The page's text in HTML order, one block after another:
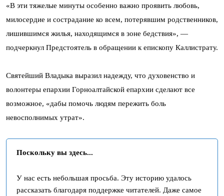
«В эти тяжелые минуты особенно важно проявить любовь,
милосердие и сострадание ко всем, потерявшим родственников,
лишившимся жилья, находящимся в зоне бедствия», —
подчеркнул Предстоятель в обращении к епископу Каллистрату.
Святейший Владыка выразил надежду, что духовенство и
волонтеры епархии Горноалтайской епархии сделают все
возможное, «дабы помочь людям пережить боль
невосполнимых утрат».
Поскольку вы здесь...
У нас есть небольшая просьба. Эту историю удалось
рассказать благодаря поддержке читателей. Даже самое